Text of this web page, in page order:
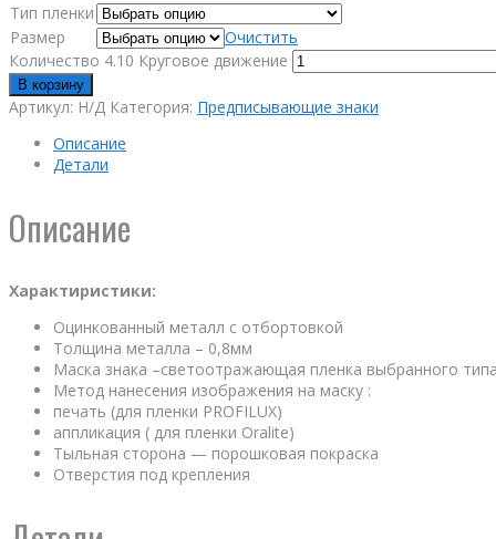
Тип пленки
Размер
Очистить
Количество 4.10 Круговое движение
В корзину
Артикул: Н/Д Категория: Предписывающие знаки
Описание
Детали
Описание
Характиристики:
Оцинкованный металл с отбортовкой
Толщина металла – 0,8мм
Маска знака –светоотражающая пленка выбранного
Метод нанесения изображения на маску :
печать (для пленки PROFILUX)
аппликация ( для пленки Oralite)
Тыльная сторона — порошковая покраска
Отверстия под крепления